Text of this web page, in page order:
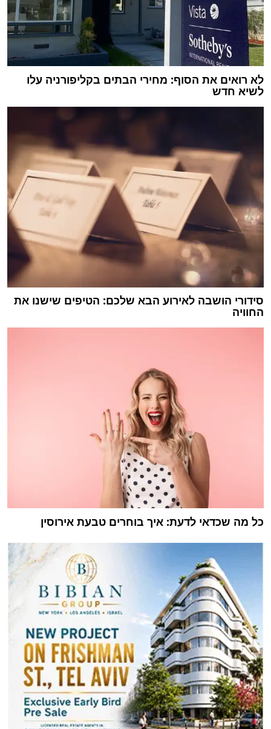
לא רואים את הסוף: מחירי הבתים בקליפורניה עלו
לשיא חדש
סידורי הושבה לאירוע הבא שלכם: הטיפים שישנו את
החוויה
כל מה שכדאי לדעת: איך בוחרים טבעת אירוסין